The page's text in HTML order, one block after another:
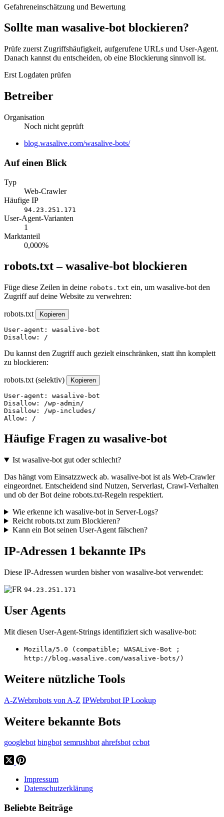
Gefahreneinschätzung und Bewertung
Sollte man wasalive-bot blockieren?
Prüfe zuerst Zugriffshäufigkeit, aufgerufene URLs und User-Agent.
Danach kannst du entscheiden, ob eine Blockierung sinnvoll ist.
Erst Logdaten prüfen
Betreiber
Organisation
Noch nicht geprüft
Website
blog.wasalive.com/wasalive-bots/
Auf einen Blick
Typ
Web-Crawler
Häufige IP
94.23.251.171
User-Agent-Varianten
1
Marktanteil
0,000%
robots.txt – wasalive-bot blockieren
Füge diese Zeilen in deine robots.txt ein, um wasalive-bot den
Zugriff auf deine Website zu verwehren:
robots.txt Kopieren
User-agent: wasalive-bot
Disallow: /
Du kannst den Zugriff auch gezielt einschränken, statt ihn komplett
zu blockieren:
robots.txt (selektiv) Kopieren
User-agent: wasalive-bot
Disallow: /wp-admin/
Disallow: /wp-includes/
Allow: /
Häufige Fragen zu wasalive-bot
Ist wasalive-bot gut oder schlecht?
Das hängt vom Einsatzzweck ab. wasalive-bot ist als Web-Crawler
eingeordnet. Entscheidend sind Nutzen, Serverlast, Crawl-Verhalten
und ob der Bot deine robots.txt-Regeln respektiert.
Wie erkenne ich wasalive-bot in Server-Logs?
Reicht robots.txt zum Blockieren?
Kann ein Bot seinen User-Agent fälschen?
IP-Adressen 1 bekannte IPs
Diese IP-Adressen wurden bisher von wasalive-bot verwendet:
94.23.251.171
User Agents
Mit diesen User-Agent-Strings identifiziert sich wasalive-bot:
Mozilla/5.0 (compatible; WASALive-Bot ;
http://blog.wasalive.com/wasalive-bots/)
Weitere nützliche Tools
A-ZWebrobots von A-Z IPWebrobot IP Lookup
Weitere bekannte Bots
googlebot bingbot semrushbot ahrefsbot ccbot
Impressum
Datenschutzerklärung
Beliebte Beiträge